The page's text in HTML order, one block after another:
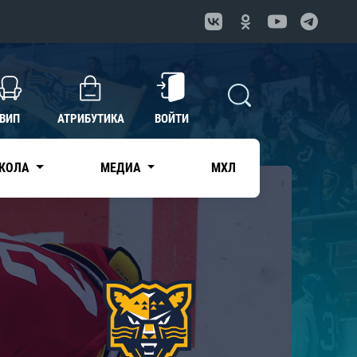
ВИП АТРИБУТИКА ВОЙТИ
МЕДИА МХЛ